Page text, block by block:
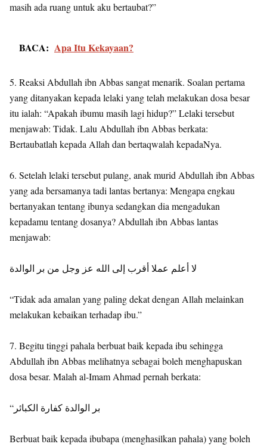
masih ada ruang untuk aku bertaubat?”
BACA: Apa Itu Kekayaan?
5. Reaksi Abdullah ibn Abbas sangat menarik. Soalan pertama
yang ditanyakan kepada lelaki yang telah melakukan dosa besar
itu ialah: “Apakah ibumu masih lagi hidup?” Lelaki tersebut
menjawab: Tidak. Lalu Abdullah ibn Abbas berkata:
Bertaubatlah kepada Allah dan bertaqwalah kepadaNya.
6. Setelah lelaki tersebut pulang, anak murid Abdullah ibn Abbas
yang ada bersamanya tadi lantas bertanya: Mengapa engkau
bertanyakan tentang ibunya sedangkan dia mengadukan
kepadamu tentang dosanya? Abdullah ibn Abbas lantas
menjawab:
لا أعلم عملا أقرب إلى الله عز وجل من بر الوالدة
“Tidak ada amalan yang paling dekat dengan Allah melainkan
melakukan kebaikan terhadap ibu.”
7. Begitu tinggi pahala berbuat baik kepada ibu sehingga
Abdullah ibn Abbas melihatnya sebagai boleh menghapuskan
dosa besar. Malah al-Imam Ahmad pernah berkata:
“بر الوالدة كفارة الكبائر
Berbuat baik kepada ibubapa (menghasilkan pahala) yang boleh